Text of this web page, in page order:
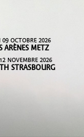
09 OCTOBRE 2026
ARÈNES METZ
NOVEMBRE 2026
STRASBOURG